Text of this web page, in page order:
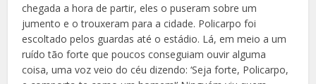
chegada a hora de partir, eles o puseram sobre um
jumento e o trouxeram para a cidade. Policarpo foi
escoltado pelos guardas até o estádio. Lá, em meio a um
ruído tão forte que poucos conseguiam ouvir alguma
coisa, uma voz veio do céu dizendo: ‘Seja forte, Policarpo,